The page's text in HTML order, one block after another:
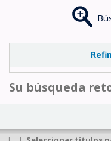
Su búsqueda